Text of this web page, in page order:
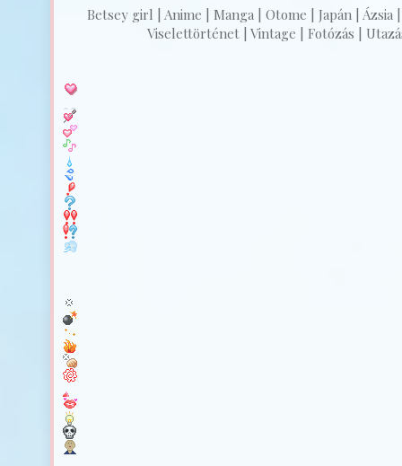
Betsey girl | Anime | Manga | Otome | Japán |
Viselettörténet | Vintage | Fotózás |